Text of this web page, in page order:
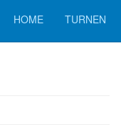
HOME TURNEN